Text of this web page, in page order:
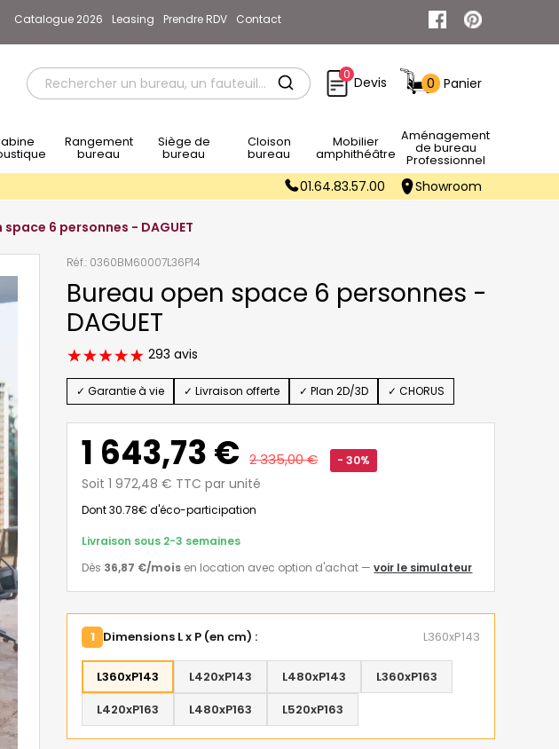
Catalogue 2026 Leasing Prendre RDV Contact
Rechercher
0 Devis 0 Panier
Rangement
bureau
Siège de
bureau
Cloison
bureau
Mobilier
amphithéâtre
Aménagement
de bureau
Professionnel
01.64.83.57.00 Showroom
6 personnes - DAGUET
Réf.: 0360BM60007L36P14
Bureau open space 6 personnes -
DAGUET
293 avis
✓ Garantie à vie ✓ Livraison offerte ✓ Plan 2D/3D ✓ CHORUS
1 643,73 € 2 335,00 € - 30%
Soit 1 972,48 € TTC par unité
Dont 30.78€ d'éco-participation
Livraison sous 2-3 semaines
Dès 36,87 €/mois en location avec option d'achat —voir le simulateur
1 Dimensions L x P (en cm) : L360xP143
L360xP143 L420xP143 L480xP143
L360xP163
L420xP163
L480xP163 L520xP163